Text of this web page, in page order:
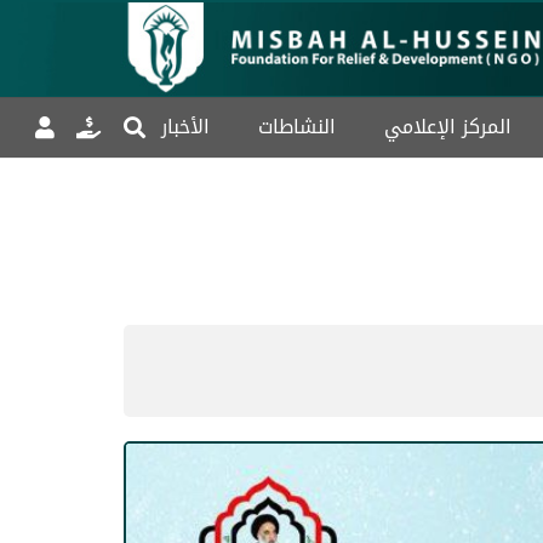
المركز الإعلامي النشاطات الأخبار